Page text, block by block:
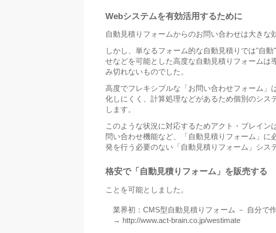
Webシステムを有効活用するために
自動見積りフォームからのお問い合わせは大きな
しかし、単なるフォーム的な自動見積りでは"自
せなどを可能とした高度な自動見積りフォームは
み切れないものでした。
高度でフレキシブルな「お問い合わせフォーム」
化しにくく、計算処理などがあるため個別のシス
します。
このような状況に対応するためアクト・ブレイ
問い合わせ機能など、「自動見積りフォーム」
発を行う必要のない「自動見積りフォーム」シス
格安で「自動見積りフォーム」を販売する
ことを可能としました。
業界初：CMS型自動見積りフォーム － 自分で
→ http://www.act-brain.co.jp/westimate